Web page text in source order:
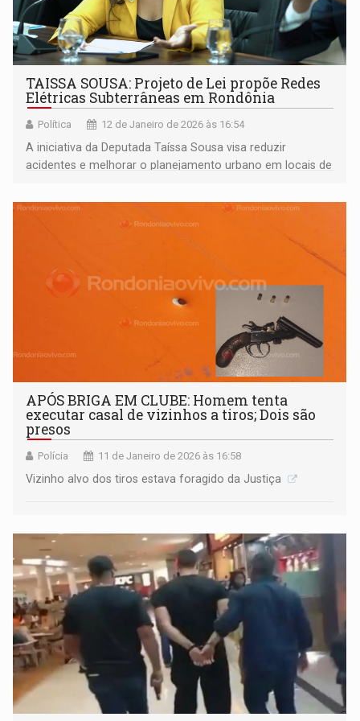
TAISSA SOUSA: Projeto de Lei propõe Redes
Elétricas Subterrâneas em Rondônia
Política 12 de Janeiro de 2026 às 16:54
A iniciativa da Deputada Taíssa Sousa visa reduzir
acidentes e melhorar o planejamento urbano em locais de
APÓS BRIGA EM CLUBE: Homem tenta
executar casal de vizinhos a tiros; Dois são
presos
Polícia 11 de Janeiro de 2026 às 16:58
Vizinho alvo dos tiros estava foragido da Justiça